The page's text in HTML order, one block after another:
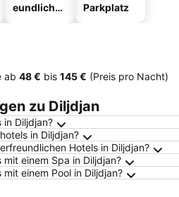
eundliche
Parkplatz
ab ‎48 € bis ‎145 € (Preis pro Nacht)
zu Diljdjan
in Diljdjan?
in Diljdjan?
Hotels in Diljdjan?
einem Spa in Diljdjan?
einem Pool in Diljdjan?